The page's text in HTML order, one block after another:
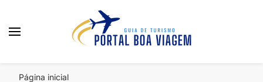
Página inicial